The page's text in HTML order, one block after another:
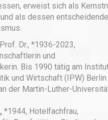
erweist sich als
als dessen
Prof. Dr., *1936-2023,
und
Bis 1990 tätig am
und Wirtschaft (IPW) Berlin
der Martin-Luther-
*1944, Hotelfachfrau,